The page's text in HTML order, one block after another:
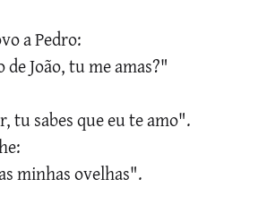
a Pedro:
João, tu me amas?"
tu sabes que eu te amo".
minhas ovelhas".